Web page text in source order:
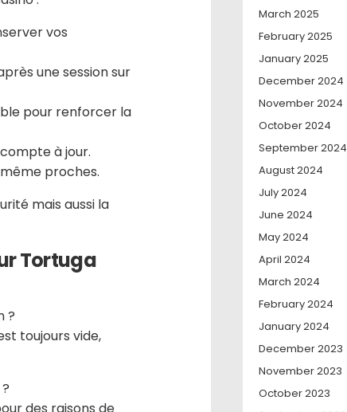
vos
une session sur
pour renforcer la
à jour.
proches.
mais aussi la
Tortuga
?
toujours vide,
March 2025
February 2025
January 2025
December 2024
November 2024
October 2024
September 2024
August 2024
July 2024
June 2024
May 2024
April 2024
March 2024
February 2024
January 2024
December 2023
November 2023
October 2023